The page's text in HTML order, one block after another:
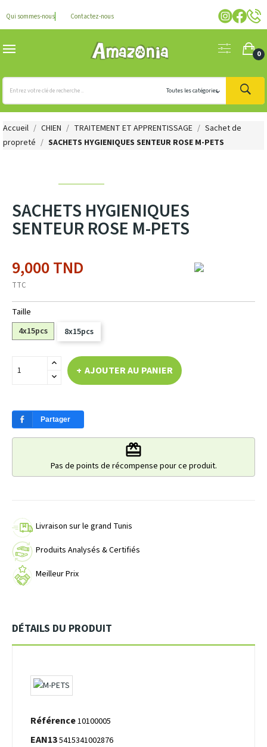
Qui sommes-nous Contactez-nous
0
Accueil CHIEN TRAITEMENT ET APPRENTISSAGE
Sachet de
propreté
SACHETS HYGIENIQUES SENTEUR ROSE M-PETS
SACHETS HYGIENIQUES
SENTEUR ROSE M-PETS
9,000 TND
TTC
Taille
4x15pcs
8x15pcs
AJOUTER AU PANIER
Partager
redeem
Pas de points de récompense pour ce produit.
Livraison sur le grand Tunis
Produits Analysés & Certifiés
Meilleur Prix
DÉTAILS DU PRODUIT
Référence10100005
EAN135415341002876